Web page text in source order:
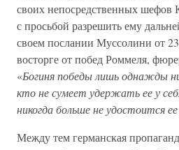
своих непосредственных шефов
с просьбой разрешить ему
своем послании Муссолини от
восторге от побед Роммеля,
«Богиня победы лишь однажды
кто не сумеет удержать ее у
никогда больше не удостоится
Между тем германская